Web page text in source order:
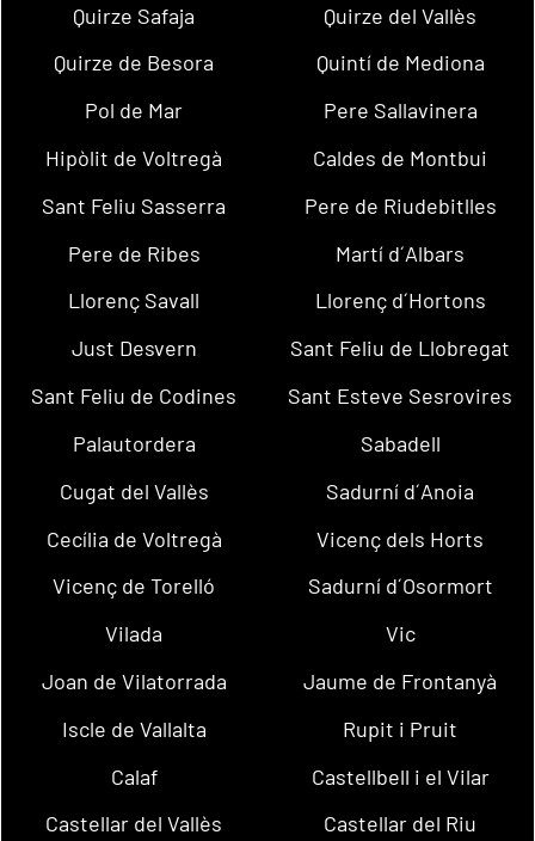
Quirze Safaja
Quirze del Vallès
Quirze de Besora
Quintí de Mediona
Pol de Mar
Pere Sallavinera
Hipòlit de Voltregà
Caldes de Montbui
Sant Feliu Sasserra
Pere de Riudebitlles
Pere de Ribes
Martí d´Albars
Llorenç Savall
Llorenç d´Hortons
Just Desvern
Sant Feliu de Llobregat
Sant Feliu de Codines
Sant Esteve Sesrovires
Palautordera
Sabadell
Cugat del Vallès
Sadurní d´Anoia
Cecília de Voltregà
Vicenç dels Horts
Vicenç de Torelló
Sadurní d´Osormort
Vilada
Vic
Joan de Vilatorrada
Jaume de Frontanyà
Iscle de Vallalta
Rupit i Pruit
Calaf
Castellbell i el Vilar
Castellar del Vallès
Castellar del Riu